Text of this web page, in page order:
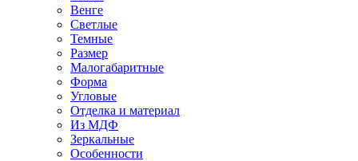
Венге
Светлые
Темные
Размер
Малогабаритные
Форма
Угловые
Отделка и материал
Из МДФ
Зеркальные
Особенности